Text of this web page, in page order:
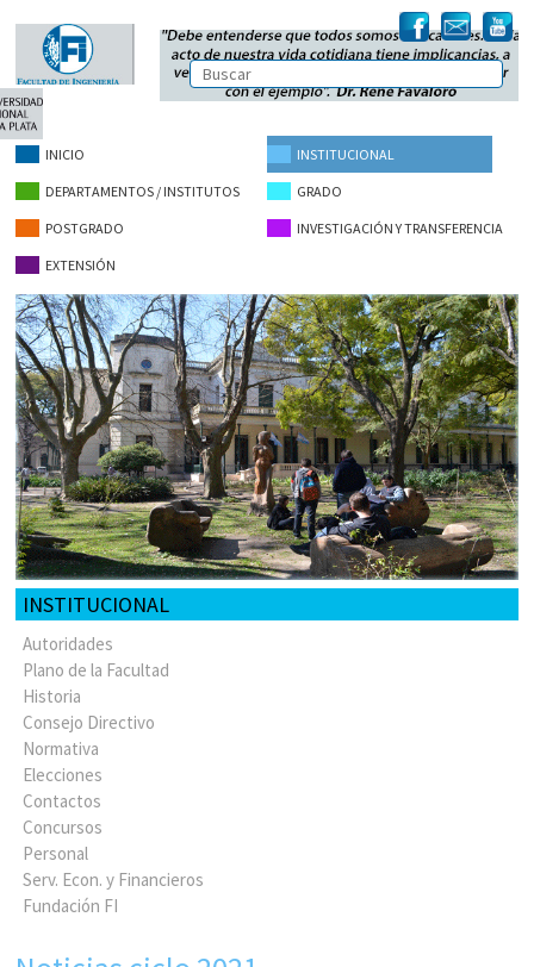
INICIO INSTITUCIONAL
DEPARTAMENTOS / INSTITUTOS GRADO
POSTGRADO INVESTIGACIÓN Y TRANSFERENCIA
EXTENSIÓN
INSTITUCIONAL
Autoridades
Plano de la Facultad
Historia
Consejo Directivo
Normativa
Elecciones
Contactos
Concursos
Personal
Serv. Econ. y Financieros
Fundación FI